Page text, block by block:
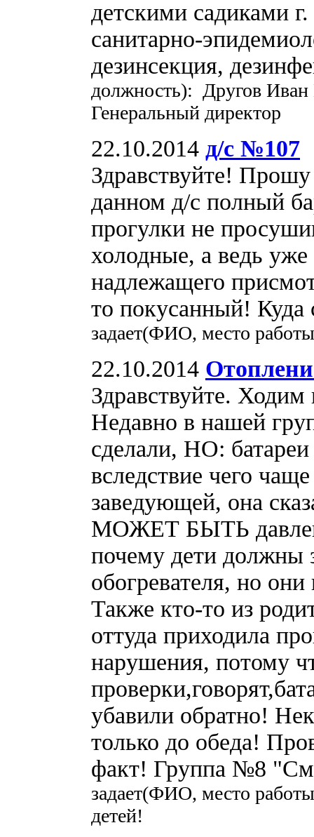
детскими садиками
санитарно-
дезинсекция,
должность): Другов
Генеральный директор
22.10.2014 д/с №107
Здравствуйте!
данном д/с полный
прогулки не
холодные, а ведь
надлежащего
то покусанный! Куда
задает(ФИО, место
22.10.2014
Здравствуйте.
Недавно в нашей
сделали, НО:
вследствие чего
заведующей, она
МОЖЕТ БЫТЬ
почему дети должны
обогревателя, но
Также кто-то из
оттуда приходила
нарушения, потому
убавили обратно!
только до обеда!
факт! Группа №8
задает(ФИО, место
детей!